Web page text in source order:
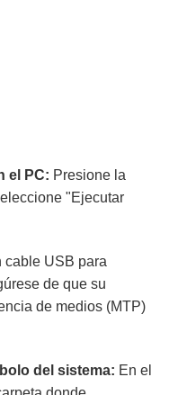
el PC: Presione la
"Ejecutar
cable USB para
de que su
de medios (MTP)
del sistema: En el